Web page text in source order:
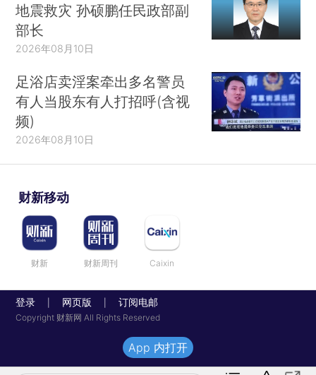
地震救灾 孙硕鹏任民政部副
部长
2026年08月10日
足浴店卖淫案牵出多名警员
有人当股东有人打招呼(含视
频)
2026年08月10日
财新移动
财新 财新周刊 Caixin
登录 网页版 订阅电邮
Copyright 财新网 All Rights Reserved
App 内打开